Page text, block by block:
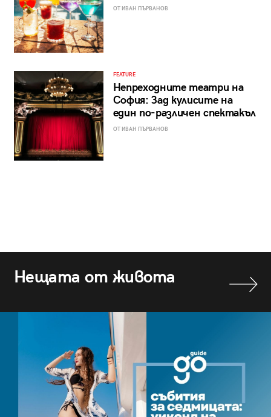
ОТ ИВАН ПЪРВАНОВ
FEATURE
Непреходните театри на
София: Зад кулисите на
един по-различен спектакъл
ОТ ИВАН ПЪРВАНОВ
Нещата от живота